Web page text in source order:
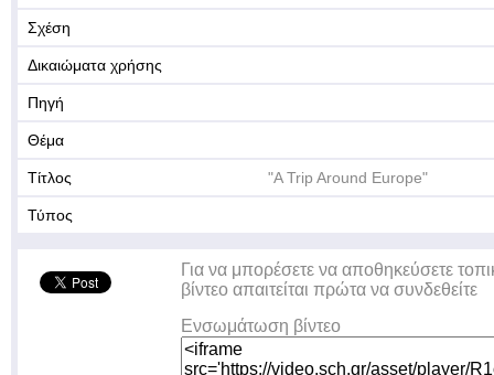
Σχέση
Δικαιώματα χρήσης
Πηγή
Θέμα
Τίτλος "A Trip Around Europe"
Τύπος
Για να μπορέσετε να αποθηκεύσετε
βίντεο απαιτείται πρώτα να συνδεθείτε
Ενσωμάτωση βίντεο